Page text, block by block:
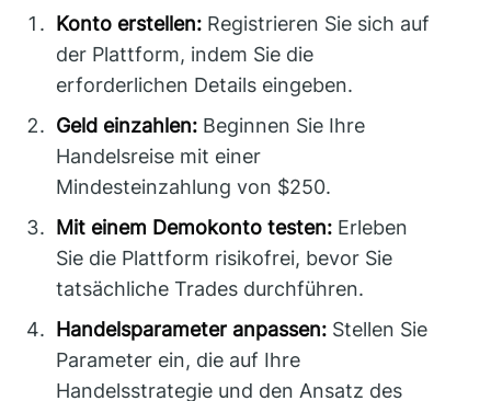
Konto erstellen: Registrieren Sie sich auf
der Plattform, indem Sie die
erforderlichen Details eingeben.
Geld einzahlen: Beginnen Sie Ihre
Handelsreise mit einer
Mindesteinzahlung von $250.
Mit einem Demokonto testen: Erleben
Sie die Plattform risikofrei, bevor Sie
tatsächliche Trades durchführen.
Handelsparameter anpassen: Stellen Sie
Parameter ein, die auf Ihre
Handelsstrategie und den Ansatz des